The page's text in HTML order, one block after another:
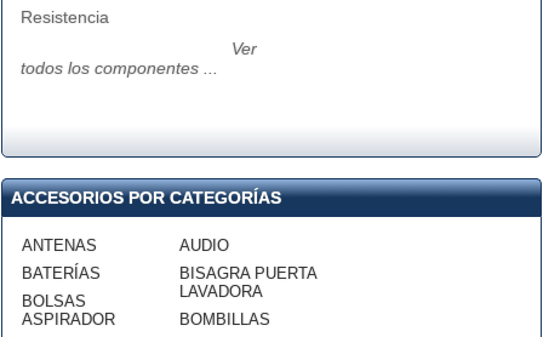
Resistencia
Ver
todos los componentes ...
ACCESORIOS POR CATEGORÍAS
ANTENAS
BATERÍAS
BOLSAS
ASPIRADOR
AUDIO
BISAGRA PUERTA
LAVADORA
BOMBILLAS